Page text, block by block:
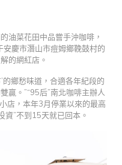
油菜花田中品嘗手沖咖啡，
慶市潛山市痘姆鄉鞔鼓村的
的網紅店。
的鄉愁味道，合適各年紀段的
贏。”“95后”南北咖啡主辦人
店，本年3月停業以來的最高
資”不到15天就已回本。